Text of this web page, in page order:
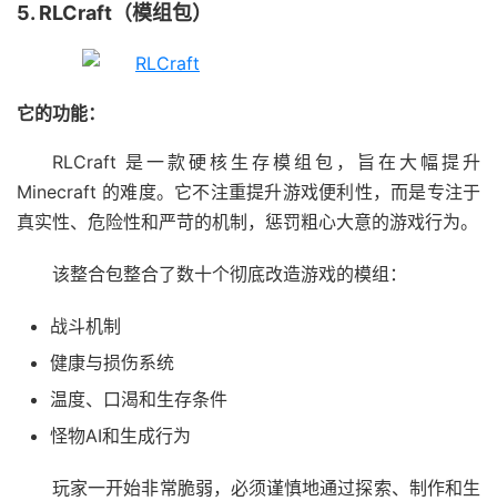
5. RLCraft（模组包）
它的功能：
RLCraft 是一款硬核生存模组包，旨在大幅提升
Minecraft 的难度。它不注重提升游戏便利性，而是专注于
真实性、危险性和严苛的机制，惩罚粗心大意的游戏行为。
该整合包整合了数十个彻底改造游戏的模组：
战斗机制
健康与损伤系统
温度、口渴和生存条件
怪物AI和生成行为
玩家一开始非常脆弱，必须谨慎地通过探索、制作和生